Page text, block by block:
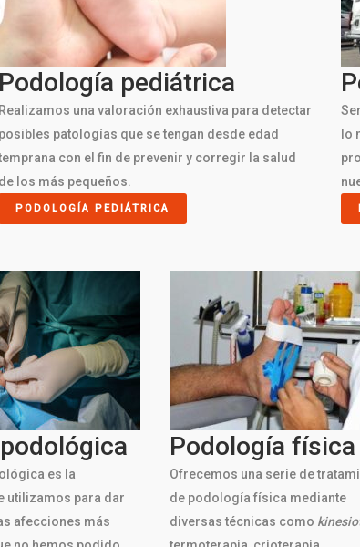
Podología pediátrica
Realizamos una valoración exhaustiva para detectar
posibles patologías que se tengan desde edad
con el fin de prevenir y corregir la salud
de los más pequeños.
PODOLOGÍA PEDIÁTRICA
lo
es la
utilizamos para dar
afecciones más
Podología física
Ofrecemos una serie de
de podología física mediante
diversas técnicas como